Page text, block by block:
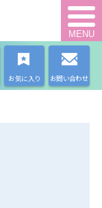
MENU
お気に入り お問い合わせ